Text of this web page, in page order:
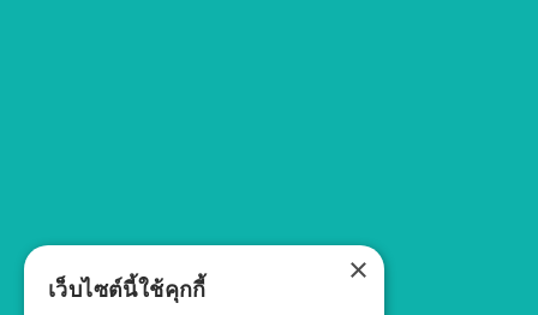
×
เว็บไซต์นี้ใช้คุกกี้